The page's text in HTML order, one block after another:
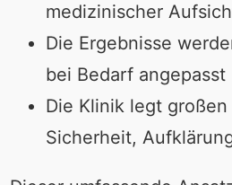
medizinischer
Die Ergebnisse
bei Bedarf angepasst
Die Klinik legt
Sicherheit,